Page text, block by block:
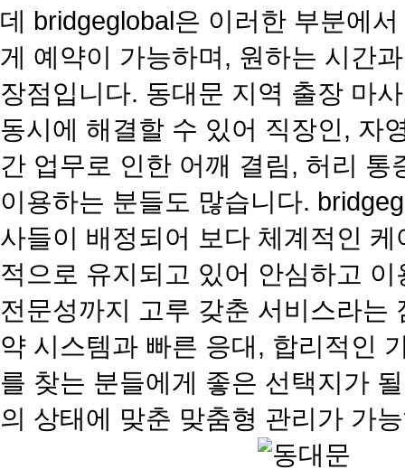
데 bridgeglobal은 이러한 부분에
게 예약이 가능하며, 원하는 시간
장점입니다. 동대문 지역 출장 마
동시에 해결할 수 있어 직장인, 자
간 업무로 인한 어깨 결림, 허리
이용하는 분들도 많습니다.
사들이 배정되어 보다 체계적인
적으로 유지되고 있어 안심하고
전문성까지 고루 갖춘 서비스라는
약 시스템과 빠른 응대, 합리적인
를 찾는 분들에게 좋은 선택지가
의 상태에 맞춘 맞춤형 관리가 가